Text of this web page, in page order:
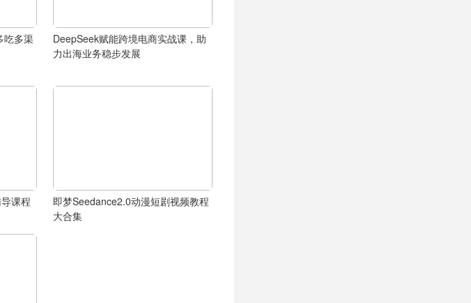
吃多渠
DeepSeek赋能跨境电商实战课，助
力出海业务稳步发展
课程
即梦Seedance2.0动漫短剧视频教程
大合集